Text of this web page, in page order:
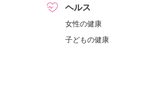
ヘルス
女性の健康
子どもの健康